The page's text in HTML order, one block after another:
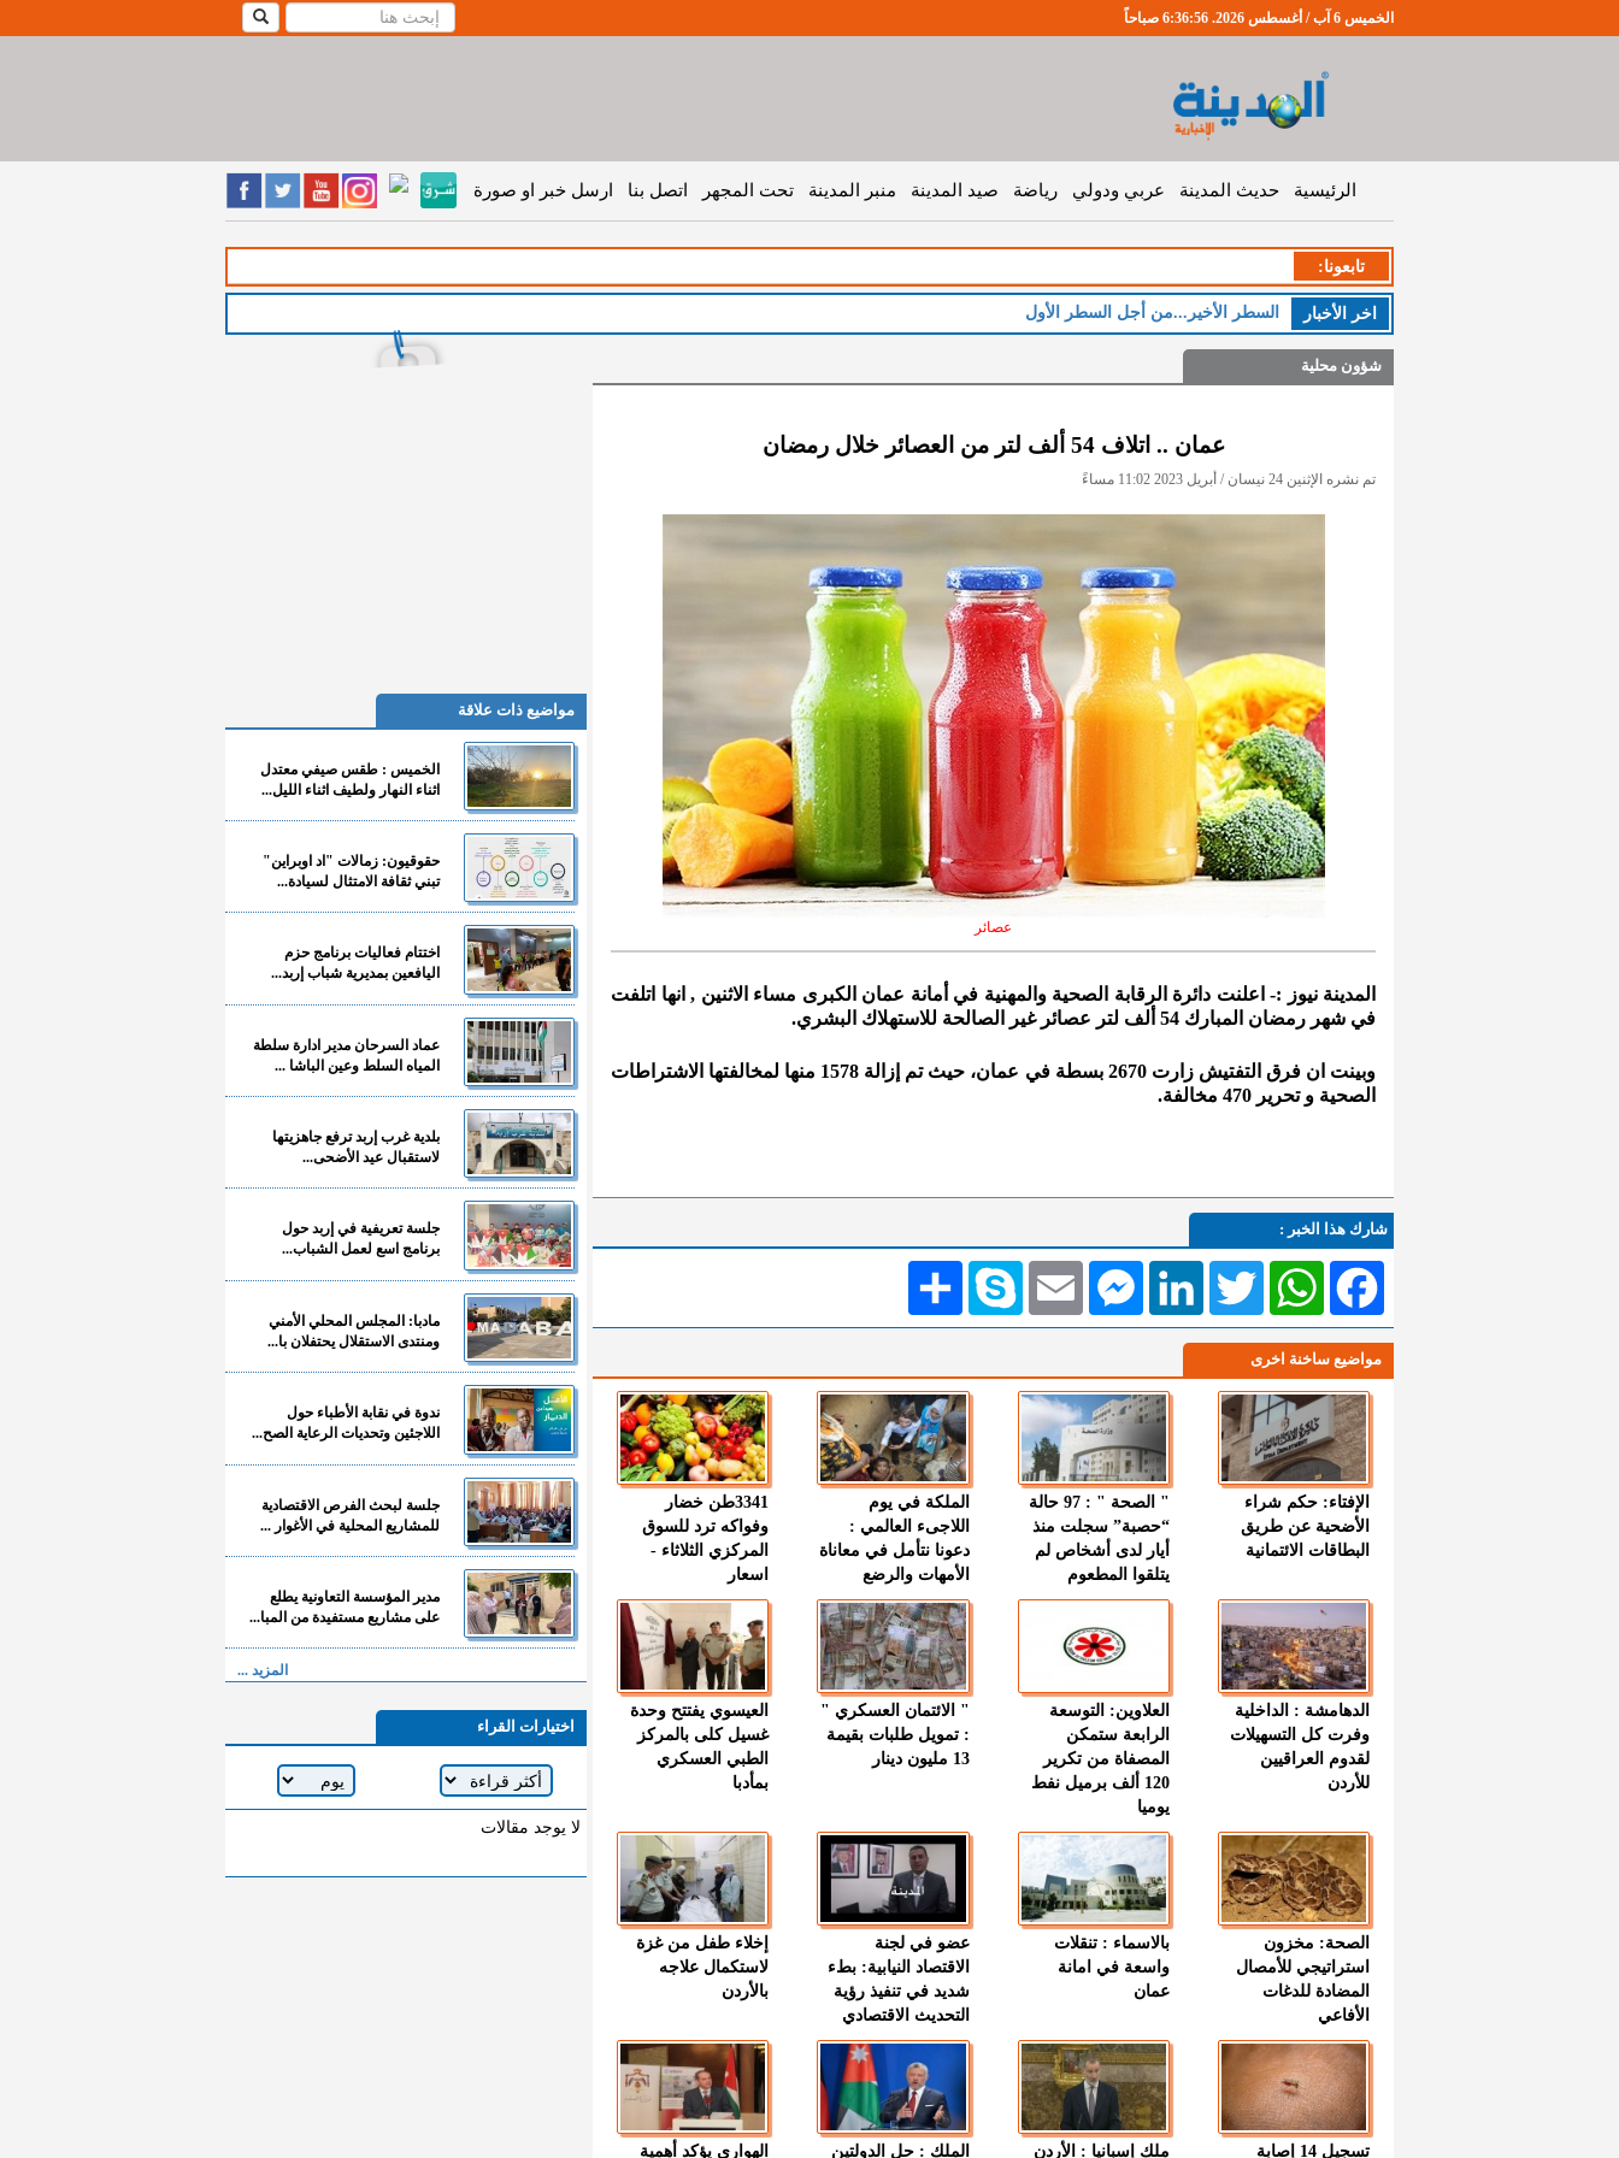
الخميس 6 آب / أغسطس 2026. 6:36:56 صباحاً
الرئيسية حديث المدينة عربي ودولي رياضة صيد المدينة منبر المدينة تحت المجهر اتصل بنا ارسل خبر او صورة
تابعونا:
اخر اﻷخبار الخ
شؤون محلية
عمان .. اتلاف 54 ألف لتر من العصائر خلال رمضان
تم نشره الإثنين 24 نيسان / أبريل 2023 11:02 مساءً
عصائر
المدينة نيوز :- اعلنت دائرة الرقابة الصحية والمهنية في أمانة عمان الكبرى مساء الاثنين , انها اتلفت
في شهر رمضان المبارك 54 ألف لتر عصائر غير الصالحة للاستهلاك البشري.
وبينت ان فرق التفتيش زارت2670 بسطة في عمان، حيث تم إزالة 1578 منها لمخالفتها الاشتراطات
الصحية وتحرير 470 مخالفة.
شارك هذا الخبر :
انشر Skype EmailMessengerLinkedIn TwitterWhatsAppFacebook
مواضيع ساخنة اخرى
الإفتاء: حكم شراء
الأضحية عن طريق
البطاقات الائتمانية
" الصحة " : 97 حالة
“حصبة” سجلت منذ
أيار لدى أشخاص لم
يتلقوا المطعوم
الملكة في يوم
اللاجىء العالمي :
دعونا نتأمل في معاناة
الأمهات والرضع
3341طن خضار
وفواكه ترد للسوق
المركزي الثلاثاء -
اسعار
الدهامشة : الداخلية
وفرت كل التسهيلات
لقدوم العراقيين
للأردن
العلاوين: التوسعة
الرابعة ستمكن
المصفاة من تكرير
120 ألف برميل نفط
يوميا
" الائتمان العسكري "
: تمويل طلبات بقيمة
13 مليون دينار
العيسوي يفتتح وحدة
غسيل كلى بالمركز
الطبي العسكري
بمأدبا
الصحة: مخزون
استراتيجي للأمصال
المضادة للدغات
الأفاعي
بالاسماء : تنقلات
واسعة في امانة
عمان
عضو في لجنة
الاقتصاد النيابية: بطء
شديد في تنفيذ رؤية
التحديث الاقتصادي
إخلاء طفل من غزة
لاستكمال علاجه
بالأردن
تسجيل 14 إصابة ملك إسبانيا : الأردن الملك : حل الدولتين الهواري يؤكد أهمية
مواضيع ذات علاقة
الخميس : طقس صيفي معتدل
اثناء النهار ولطيف اثناء الليل...
حقوقيون: زمالات "اد اوبراين"
تبني ثقافة الامتثال لسيادة...
اختتام فعاليات برنامج حزم
اليافعين بمديرية شباب إربد...
عماد السرحان مدير ادارة سلطة
المياه السلط وعين الباشا ...
بلدية غرب إربد ترفع جاهزيتها
لاستقبال عيد الأضحى...
جلسة تعريفية في إربد حول
برنامج اسع لعمل الشباب...
مادبا: المجلس المحلي الأمني
ومنتدى الاستقلال يحتفلان با...
ندوة في نقابة الأطباء حول
اللاجئين وتحديات الرعاية الصح...
جلسة لبحث الفرص الاقتصادية
للمشاريع المحلية في الأغوار ...
مدير المؤسسة التعاونية يطلع
على مشاريع مستفيدة من المبا...
المزيد ...
اختيارات القراء
لا يوجد مقالات